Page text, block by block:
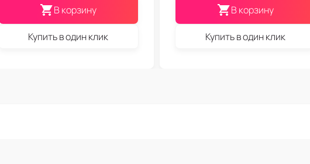
В корзину
Купить в один клик
В корзину
Купить в один клик